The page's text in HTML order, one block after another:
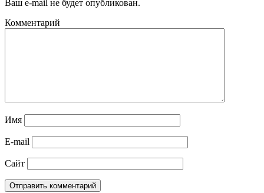
Ваш e-mail не будет опубликован.
Комментарий
Имя
E-mail
Сайт